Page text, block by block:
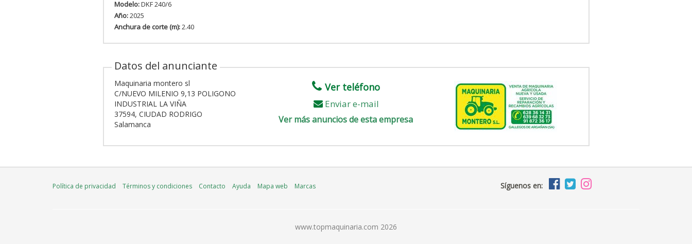
Modelo:DKF 240/6
Año:2025
Anchura de corte (m):2.40
Datos del anunciante
Maquinaria montero sl
C/NUEVO MILENIO 9,13 POLIGONO
INDUSTRIAL LA VIÑA
37594, CIUDAD RODRIGO
Salamanca
Ver teléfono
Enviar e-mail
Ver más anuncios de esta empresa
Política de privacidad Términos y condiciones Contacto Ayuda Mapa web Marcas Síguenos en:
www.topmaquinaria.com 2026